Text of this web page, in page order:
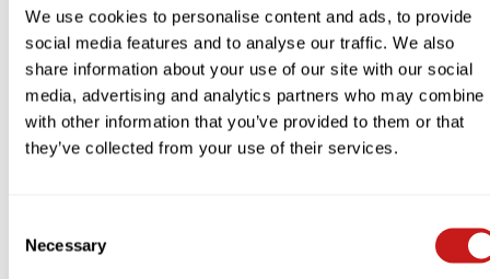
We use cookies to personalise content and ads, to provide
social media features and to analyse our traffic. We also
share information about your use of our site with our social
media, advertising and analytics partners who may combine
with other information that you’ve provided to them or that
they’ve collected from your use of their services.
Selection
Necessary
risorse naturali.
Le nostre e-bike sono inoltre progettate per essere efficienti dal
punto di vista energetico, con una tecnologia avanzata della
batteria che consente autonomie più lunghe e tempi di ricarica